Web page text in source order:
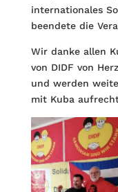
internationales
beendete die
Wir danke allen
von DIDF von
und werden
mit Kuba